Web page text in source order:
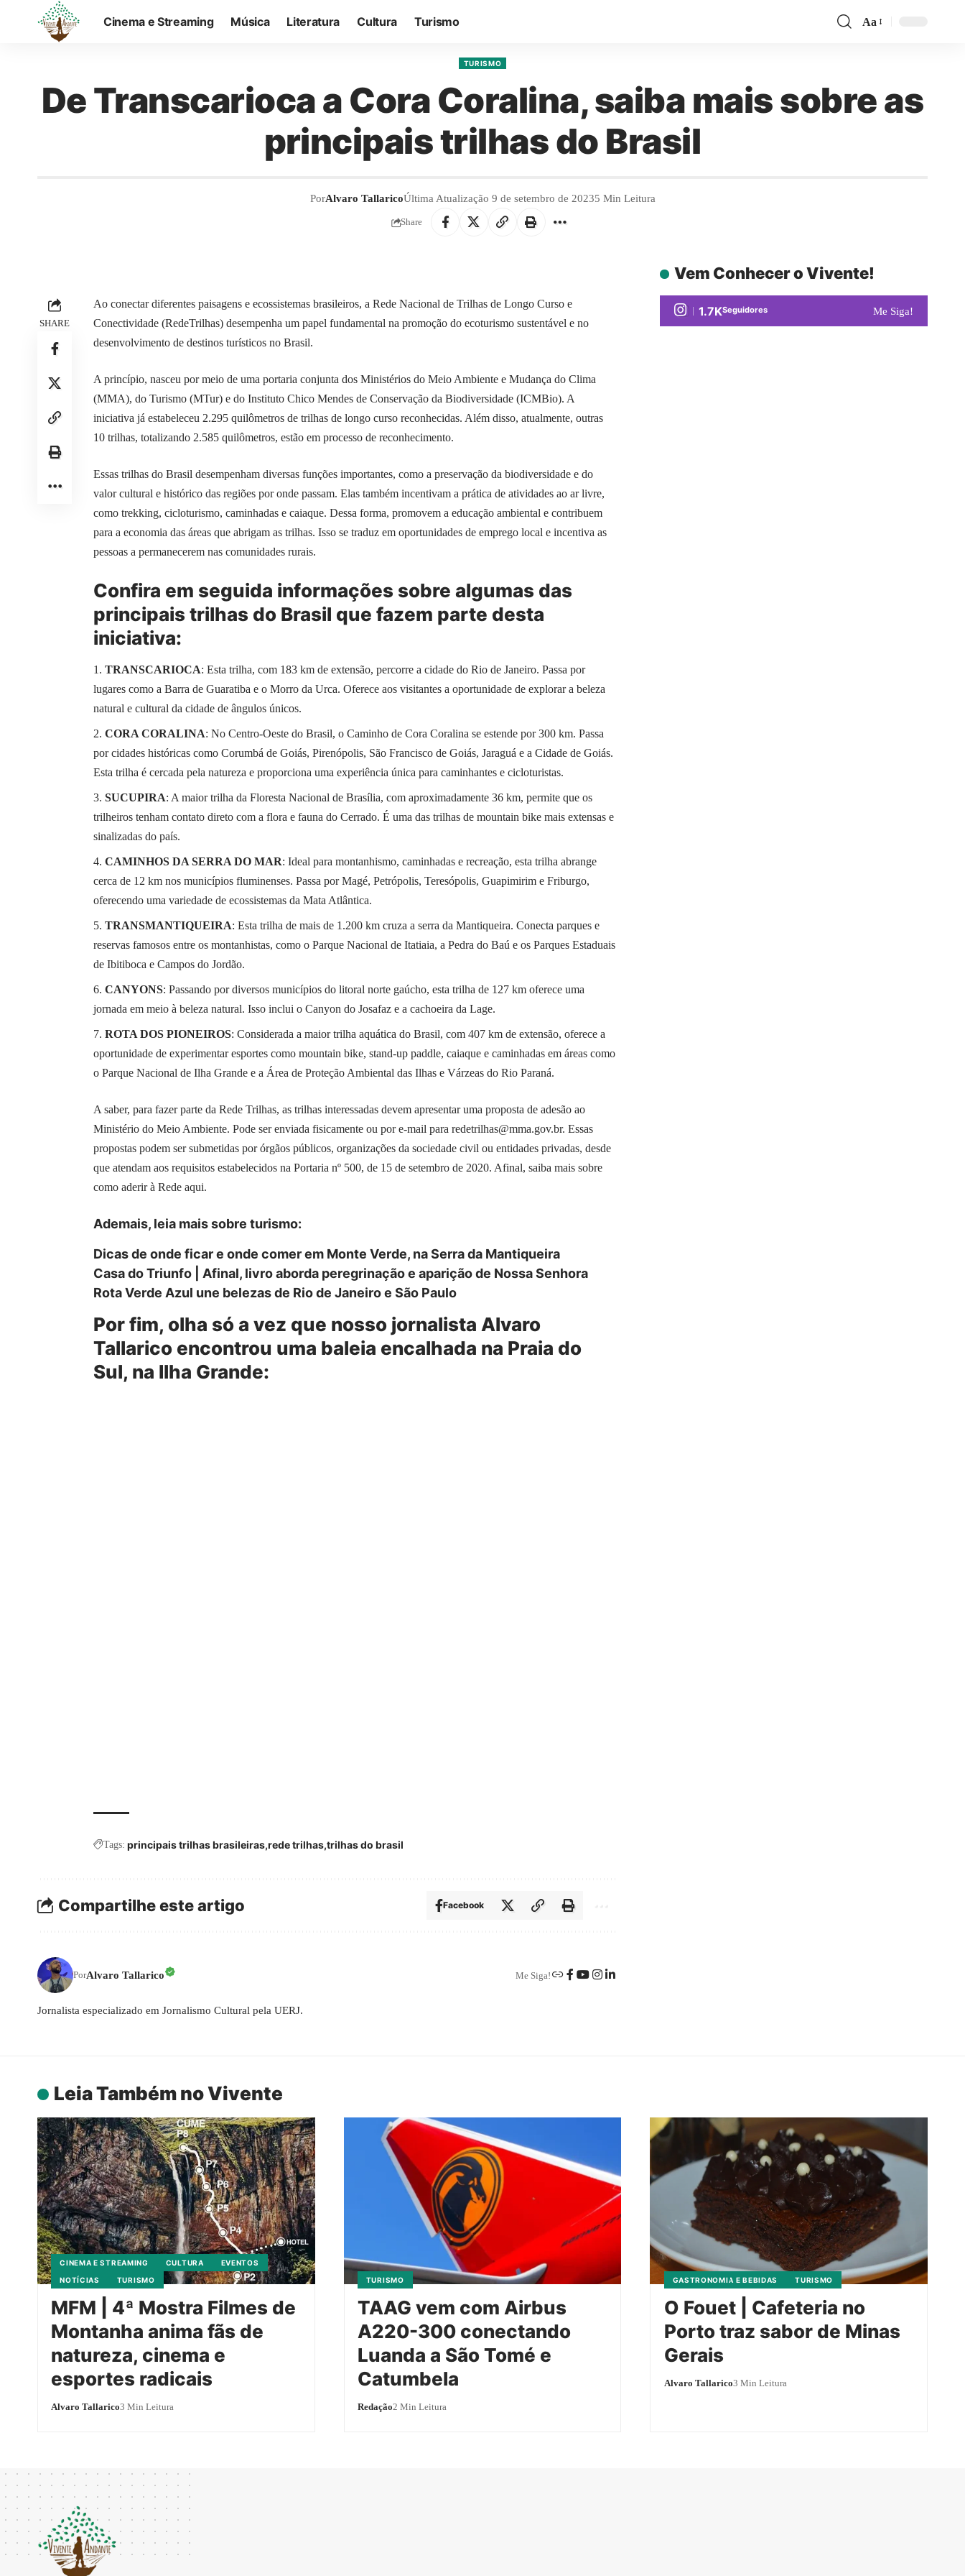
Cinema e Streaming Música Literatura Cultura Turismo Aa
TURISMO
De Transcarioca a Cora Coralina, saiba mais sobre as
principais trilhas do Brasil
PorAlvaro TallaricoÚltima Atualização 9 de setembro de 20235 Min Leitura
Share
SHARE
Ao conectar diferentes paisagens e ecossistemas brasileiros, a Rede Nacional de Trilhas de Longo Curso e
Conectividade (RedeTrilhas) desempenha um papel fundamental na promoção do ecoturismo sustentável e no
desenvolvimento de destinos turísticos no Brasil.
A princípio, nasceu por meio de uma portaria conjunta dos Ministérios do Meio Ambiente e Mudança do Clima
(MMA), do Turismo (MTur) e do Instituto Chico Mendes de Conservação da Biodiversidade (ICMBio). A
iniciativa já estabeleceu 2.295 quilômetros de trilhas de longo curso reconhecidas. Além disso, atualmente, outras
10 trilhas, totalizando 2.585 quilômetros, estão em processo de reconhecimento.
Essas trilhas do Brasil desempenham diversas funções importantes, como a preservação da biodiversidade e do
valor cultural e histórico das regiões por onde passam. Elas também incentivam a prática de atividades ao ar livre,
como trekking, cicloturismo, caminhadas e caiaque. Dessa forma, promovem a educação ambiental e contribuem
para a economia das áreas que abrigam as trilhas. Isso se traduz em oportunidades de emprego local e incentiva as
pessoas a permanecerem nas comunidades rurais.
Confira em seguida informações sobre algumas das
principais trilhas do Brasil que fazem parte desta
iniciativa:
TRANSCARIOCA: Esta trilha, com 183 km de extensão, percorre a cidade do Rio de Janeiro. Passa por
lugares como a Barra de Guaratiba e o Morro da Urca. Oferece aos visitantes a oportunidade de explorar a beleza
natural e cultural da cidade de ângulos únicos.
CORA CORALINA: No Centro-Oeste do Brasil, o Caminho de Cora Coralina se estende por 300 km. Passa
por cidades históricas como Corumbá de Goiás, Pirenópolis, São Francisco de Goiás, Jaraguá e a Cidade de Goiás.
Esta trilha é cercada pela natureza e proporciona uma experiência única para caminhantes e cicloturistas.
SUCUPIRA: A maior trilha da Floresta Nacional de Brasília, com aproximadamente 36 km, permite que os
trilheiros tenham contato direto com a flora e fauna do Cerrado. É uma das trilhas de mountain bike mais extensas e
sinalizadas do país.
CAMINHOS DA SERRA DO MAR: Ideal para montanhismo, caminhadas e recreação, esta trilha abrange
cerca de 12 km nos municípios fluminenses. Passa por Magé, Petrópolis, Teresópolis, Guapimirim e Friburgo,
oferecendo uma variedade de ecossistemas da Mata Atlântica.
TRANSMANTIQUEIRA: Esta trilha de mais de 1.200 km cruza a serra da Mantiqueira. Conecta parques e
reservas famosos entre os montanhistas, como o Parque Nacional de Itatiaia, a Pedra do Baú e os Parques Estaduais
de Ibitiboca e Campos do Jordão.
CANYONS: Passando por diversos municípios do litoral norte gaúcho, esta trilha de 127 km oferece uma
jornada em meio à beleza natural. Isso inclui o Canyon do Josafaz e a cachoeira da Lage.
ROTA DOS PIONEIROS: Considerada a maior trilha aquática do Brasil, com 407 km de extensão, oferece a
oportunidade de experimentar esportes como mountain bike, stand-up paddle, caiaque e caminhadas em áreas como
o Parque Nacional de Ilha Grande e a Área de Proteção Ambiental das Ilhas e Várzeas do Rio Paraná.
A saber, para fazer parte da Rede Trilhas, as trilhas interessadas devem apresentar uma proposta de adesão ao
Ministério do Meio Ambiente. Pode ser enviada fisicamente ou por e-mail para redetrilhas@mma.gov.br. Essas
propostas podem ser submetidas por órgãos públicos, organizações da sociedade civil ou entidades privadas, desde
que atendam aos requisitos estabelecidos na Portaria nº 500, de 15 de setembro de 2020. Afinal, saiba mais sobre
como aderir à Rede aqui.
Ademais, leia maissobre turismo:
Dicas de onde ficar e onde comer em Monte Verde, na Serra da Mantiqueira
Casa do Triunfo | Afinal, livro aborda peregrinação e aparição de Nossa Senhora
Rota Verde Azul une belezas de Rio de Janeiro e São Paulo
Por fim, olha só a vez que nosso jornalista Alvaro
Tallarico encontrou uma baleia encalhada na Praia do
Sul, na Ilha Grande:
Tags: principais trilhas brasileiras rede trilhas trilhas do brasil
Compartilhe este artigo Facebook
PorAlvaro Tallarico Me Siga!
Jornalista especializado em Jornalismo Cultural pela UERJ.
Vem Conhecer o Vivente!
1.7KSeguidores Me Siga!
Leia Também no Vivente
CINEMA E STREAMING CULTURA
EVENTOS
NOTÍCIAS
TURISMO
MFM | 4ª Mostra Filmes de
Montanha anima fãs de
natureza, cinema e
esportes radicais
Alvaro Tallarico3 Min Leitura
TURISMO
TAAG vem com Airbus
A220-300 conectando
Luanda a São Tomé e
Catumbela
Redação2 Min Leitura
GASTRONOMIA E BEBIDAS TURISMO
O Fouet | Cafeteria no
Porto traz sabor de Minas
Gerais
Alvaro Tallarico3 Min Leitura